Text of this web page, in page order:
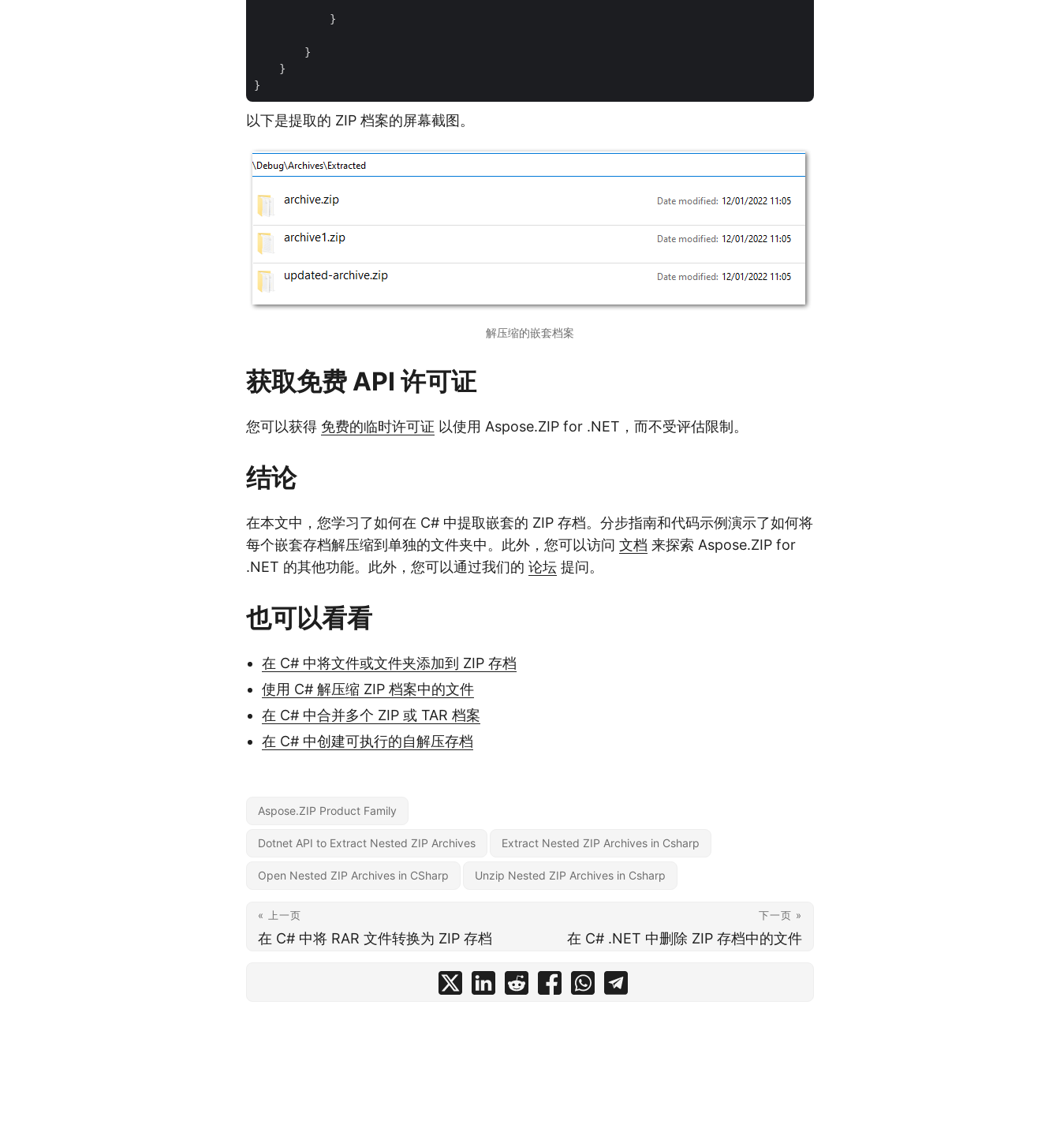
            }
        }
    }
以下是提取的 ZIP 档案的屏幕截图。
解压缩的嵌套档案
获取免费 API 许可证
您可以获得 免费的临时许可证 以使用 Aspose.ZIP for .NET，而不受评估限制。
结论
在本文中，您学习了如何在 C# 中提取嵌套的 ZIP 存档。分步指南和代码示例演示了如何将
每个嵌套存档解压缩到单独的文件夹中。此外，您可以访问 文档 来探索 Aspose.ZIP for
.NET 的其他功能。此外，您可以通过我们的 论坛 提问。
也可以看看
在 C# 中将文件或文件夹添加到 ZIP 存档
使用 C# 解压缩 ZIP 档案中的文件
在 C# 中合并多个 ZIP 或 TAR 档案
在 C# 中创建可执行的自解压存档
Aspose.ZIP Product Family
Dotnet API to Extract Nested ZIP Archives Extract Nested ZIP Archives in Csharp
Open Nested ZIP Archives in CSharp Unzip Nested ZIP Archives in Csharp
« 上一页
在 C# 中将 RAR 文件转换为 ZIP 存档
下一页 »
在 C# .NET 中删除 ZIP 存档中的文件